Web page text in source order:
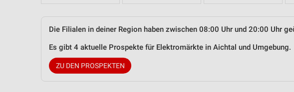
Die Filialen in deiner Region haben zwischen 08:00 Uhr und 20:00 Uhr
Es gibt 4 aktuelle Prospekte für Elektromärkte in Aichtal und Umgebung.
ZU DEN PROSPEKTEN